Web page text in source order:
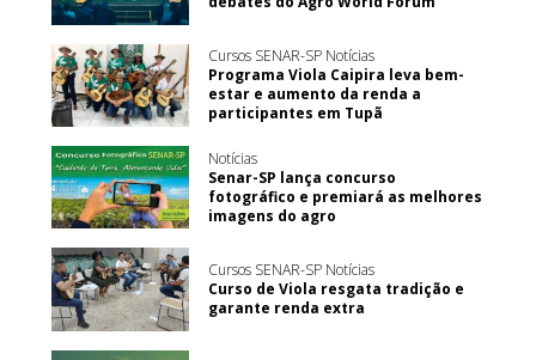
Cursos SENAR-SP Notícias
Programa Viola Caipira leva bem-
estar e aumento da renda a
participantes em Tupã
Notícias
Senar-SP lança concurso
fotográfico e premiará as melhores
imagens do agro
Cursos SENAR-SP Notícias
Curso de Viola resgata tradição e
garante renda extra